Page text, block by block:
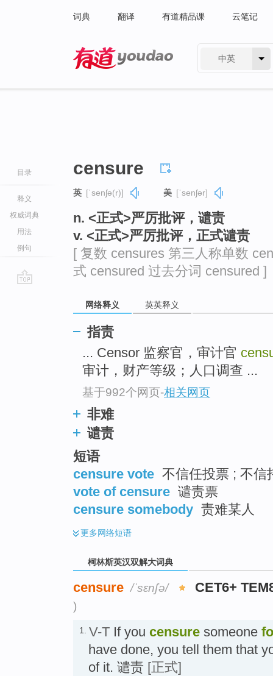
词典 翻译 有道精品课 云笔记
中英
目录
释义
权威词典
用法
例句
censure
英 [ˈsenʃə(r)] 美 [ˈsenʃər]
n. <正式>严厉批评，谴责
v. <正式>严厉批评，正式谴责
[ 复数 censures 第三人称单数
式 censured 过去分词 censured ]
网络释义 英英释义
指责
... Censor 监察官，审计官
审计，财产等级；人口调查 ...
基于992个网页-相关网页
非难
谴责
短语
censure vote 不信任投票 ; 不信
vote of censure 谴责票
censure somebody 责难某人
更多网络短语
柯林斯英汉双解大词典
censure /ˈsɛnʃə/ CET6+
)
1. V-T If you censure someone
have done, you tell them that
of it. 谴责 [正式]